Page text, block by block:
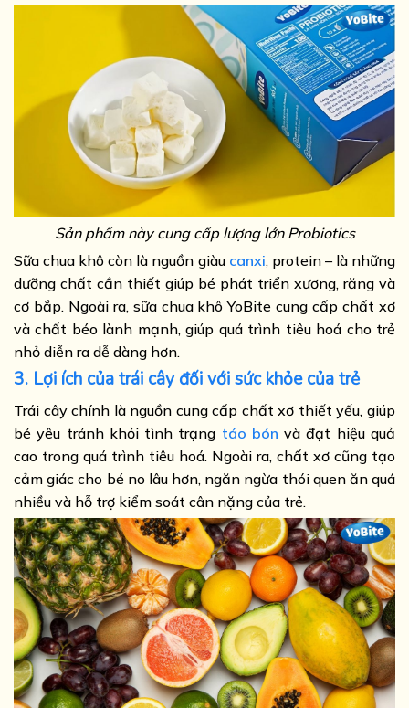
Sản phẩm này cung cấp lượng lớn Probiotics
Sữa chua khô còn là nguồn giàu canxi, protein – là những
dưỡng chất cần thiết giúp bé phát triển xương, răng và
cơ bắp. Ngoài ra, sữa chua khô YoBite cung cấp chất xơ
và chất béo lành mạnh, giúp quá trình tiêu hoá cho trẻ
nhỏ diễn ra dễ dàng hơn.
3. Lợi ích của trái cây đối với sức khỏe của trẻ
Trái cây chính là nguồn cung cấp chất xơ thiết yếu, giúp
bé yêu tránh khỏi tình trạng táo bón và đạt hiệu quả
cao trong quá trình tiêu hoá. Ngoài ra, chất xơ cũng tạo
cảm giác cho bé no lâu hơn, ngăn ngừa thói quen ăn quá
nhiều và hỗ trợ kiểm soát cân nặng của trẻ.